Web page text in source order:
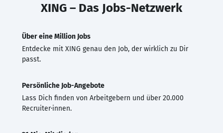
XING – Das Jobs-Netzwerk
Über eine Million Jobs
Entdecke mit XING genau den Job, der wirklich zu Dir
passt.
Persönliche Job-Angebote
Lass Dich finden von Arbeitgebern und über 20.000
Recruiter·innen.